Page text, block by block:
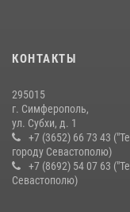
КОНТАКТЫ
295015
г. Симферополь,
ул. Субхи, д. 1
+7 (3652) 66 73 43
городу Севастополю)
+7 (8692) 54 07 63
Севастополю)